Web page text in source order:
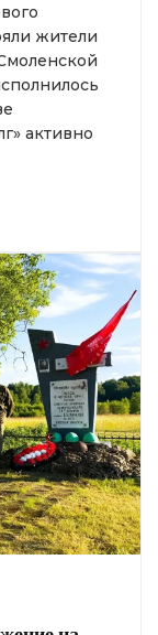
жители
активно